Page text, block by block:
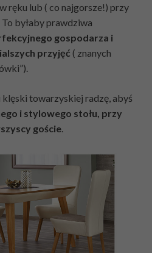
ręku lub ( co najgorsze!) przy
To byłaby prawdziwa
gospodarza i
przyjęć ( znanych
towarzyskiej radzę, abyś
i stylowego stołu, przy
goście.